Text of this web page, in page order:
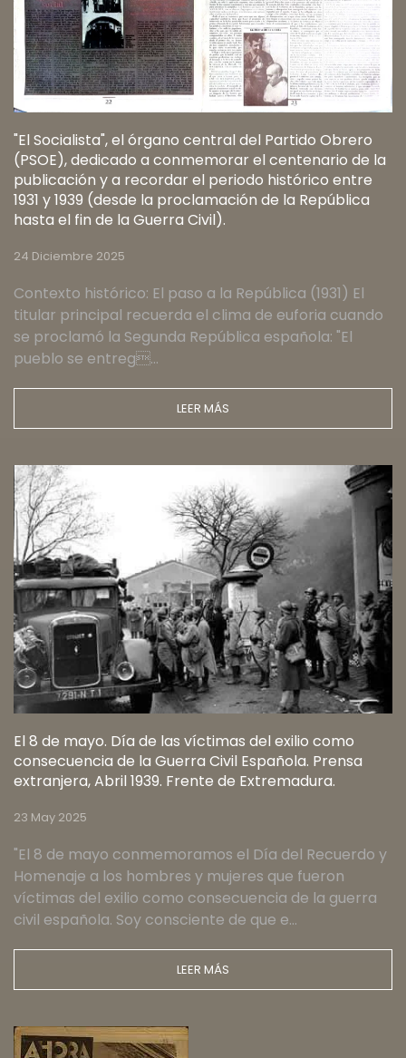
"El Socialista", el órgano central del Partido Obrero
(PSOE), dedicado a conmemorar el centenario de la
publicación y a recordar el periodo histórico entre
1931 y 1939 (desde la proclamación de la República
hasta el fin de la Guerra Civil).
24 Diciembre 2025
Contexto histórico: El paso a la República (1931) El
titular principal recuerda el clima de euforia cuando
se proclamó la Segunda República española: "El
pueblo se entreg…
LEER MÁS
El 8 de mayo. Día de las víctimas del exilio como
consecuencia de la Guerra Civil Española. Prensa
extranjera, Abril 1939. Frente de Extremadura.
23 May 2025
"El 8 de mayo conmemoramos el Día del Recuerdo y
Homenaje a los hombres y mujeres que fueron
víctimas del exilio como consecuencia de la guerra
civil española. Soy consciente de que e…
LEER MÁS